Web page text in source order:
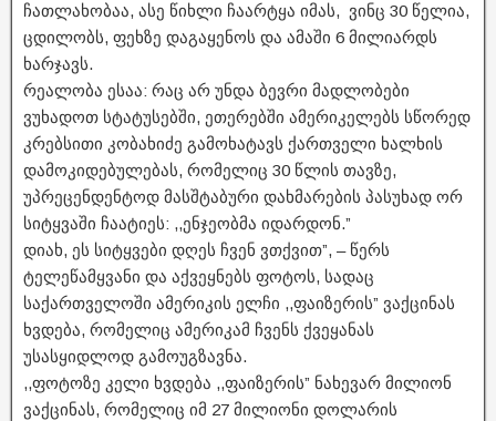
ჩათლახობაა, ასე წიხლი ჩაარტყა იმას, ვინც 30 წელია,
ცდილობს, ფეხზე დაგაყენოს და ამაში 6 მილიარდს
ხარჯავს.
რეალობა ესაა: რაც არ უნდა ბევრი მადლობები
ვუხადოთ სტატუსებში, ეთერებში ამერიკელებს სწორედ
კრებსითი კობახიძე გამოხატავს ქართველი ხალხის
დამოკიდებულებას, რომელიც 30 წლის თავზე,
უპრეცენდენტოდ მასშტაბური დახმარების პასუხად ორ
სიტყვაში ჩაატიეს: ,,ენჯეობმა იდარდონ.”
დიახ, ეს სიტყვები დღეს ჩვენ ვთქვით”, – წერს
ტელეწამყვანი და აქვეყნებს ფოტოს, სადაც
საქართველოში ამერიკის ელჩი ,,ფაიზერის” ვაქცინას
ხვდება, რომელიც ამერიკამ ჩვენს ქვეყანას
უსასყიდლოდ გამოუგზავნა.
,,ფოტოზე კელი ხვდება ,,ფაიზერის” ნახევარ მილიონ
ვაქცინას, რომელიც იმ 27 მილიონი დოლარის